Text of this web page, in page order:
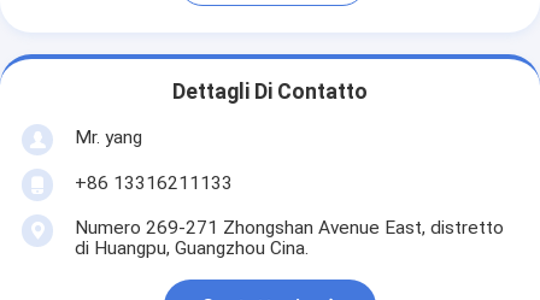
Dettagli Di Contatto
Mr. yang
+86 13316211133
Numero 269-271 Zhongshan Avenue East, distretto
di Huangpu, Guangzhou Cina.